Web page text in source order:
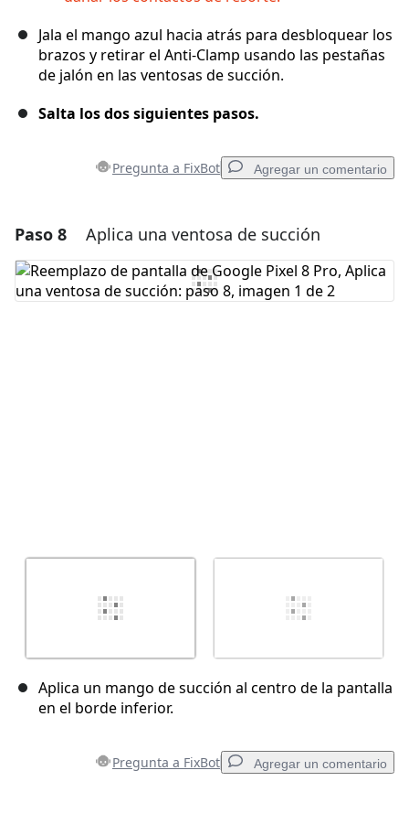
Jala el mango azul hacia atrás para desbloquear los
brazos y retirar el Anti-Clamp usando las pestañas
de jalón en las ventosas de succión.
Salta los dos siguientes pasos.
Pregunta a FixBot Agregar un comentario
Agregar un comentario
Agregar Comentario
Paso 8 Aplica una ventosa de succión
Aplica un mango de succión al centro de la pantalla
en el borde inferior.
Pregunta a FixBot Agregar un comentario